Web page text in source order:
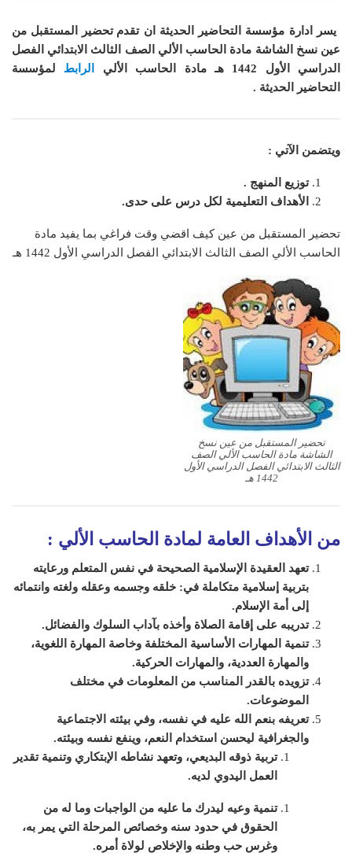
يسر ادارة مؤسسة التحاضير الحديثة ان تقدم تحضير المستقبل من
عين نسخ الشاشة مادة الحاسب الألي الصف الثالث الابتدائي الفصل
الدراسي الأول 1442 هـ
مادة الحاسب الألي الرابط لمؤسسة
التحاضير الحديثة .
ويتضمن الآتي :
توزيع المنهج .
الأهداف التعليمية لكل درس على حدى.
تحضير المستقبل من عين كيف اقضي وقت فراغي بما يفيد مادة
الحاسب الألي الصف الثالث الابتدائي الفصل الدراسي الأول 1442 هـ
تحضير المستقبل من عين نسخ
الشاشة مادة الحاسب الألي الصف
الثالث الابتدائي الفصل الدراسي الأول
1442 هـ
من الأهداف العامة لمادة الحاسب الألي :
تعهد العقيدة الإسلامية الصحيحة في نفس المتعلم ورعايته
بتربية إسلامية متكاملة في: خلقه وجسمه وعقله ولغته وانتمائه
إلى أمة الإسلام.
تدريبه على إقامة الصلاة وأخذه بآداب السلوك والفضائل.
تنمية المهارات الأساسية المختلفة وخاصة المهارة اللغوية،
والمهارة العددية، والمهارات الحركية.
تزويده بالقدر المناسب من المعلومات في مختلف
الموضوعات.
تعريفه بنعم الله عليه في نفسه، وفي بيئته الاجتماعية
والجغرافية ليحسن استخدام النعم، وينفع نفسه وبيئته.
تربية ذوقه البديعي، وتعهد نشاطه الإبتكاري وتنمية تقدير
العمل اليدوي لديه.
تنمية وعيه ليدرك ما عليه من الواجبات وما له من
الحقوق في حدود سنه وخصائص المرحلة التي يمر به،
وغرس حب وطنه والإخلاص لولاة أمره.